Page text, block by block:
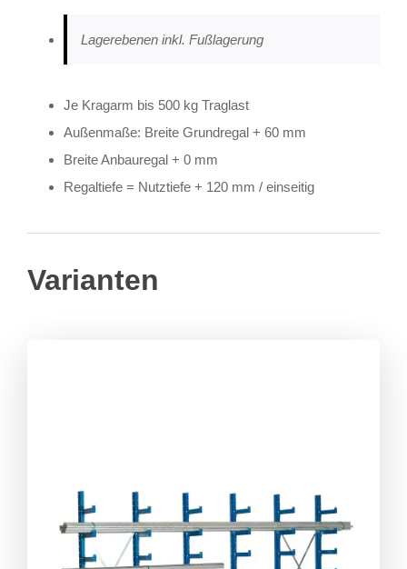
Lagerebenen inkl. Fußlagerung
Je Kragarm bis 500 kg Traglast
Außenmaße: Breite Grundregal + 60 mm
Breite Anbauregal + 0 mm
Regaltiefe = Nutztiefe + 120 mm / einseitig
Varianten